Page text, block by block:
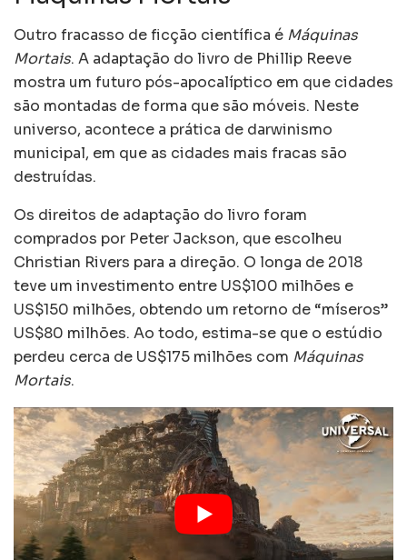
Outro fracasso de ficção científica é Máquinas
Mortais. A adaptação do livro de Phillip Reeve
mostra um futuro pós-apocalíptico em que cidades
são montadas de forma que são móveis. Neste
universo, acontece a prática de darwinismo
municipal, em que as cidades mais fracas são
destruídas.
Os direitos de adaptação do livro foram
comprados por Peter Jackson, que escolheu
Christian Rivers para a direção. O longa de 2018
teve um investimento entre US$100 milhões e
US$150 milhões, obtendo um retorno de “míseros”
US$80 milhões. Ao todo, estima-se que o estúdio
perdeu cerca de US$175 milhões com Máquinas
Mortais.